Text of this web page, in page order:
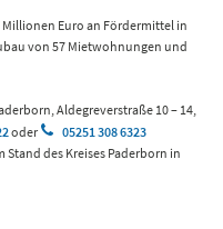
Millionen Euro an Fördermittel in
von 57 Mietwohnungen und
Aldegreverstraße 10 – 14,
oder
05251 308 6323
des Kreises Paderborn in